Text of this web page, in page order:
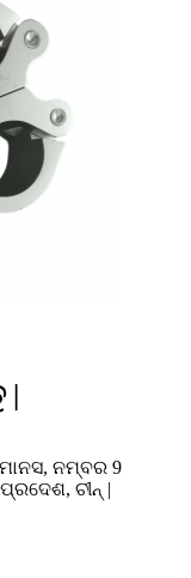
|
ନମ୍ବର 9
ଚୀନ୍ |